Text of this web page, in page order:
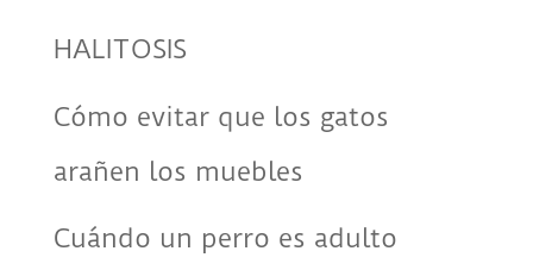
HALITOSIS
Cómo evitar que los gatos
arañen los muebles
Cuándo un perro es adulto